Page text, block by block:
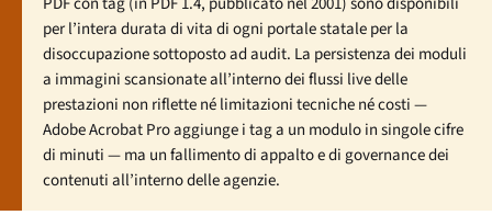
per l’intera durata di vita di ogni portale statale per la
disoccupazione sottoposto ad audit. La persistenza dei moduli
a immagini scansionate all’interno dei flussi live delle
prestazioni non riflette né limitazioni tecniche né costi —
Adobe Acrobat Pro aggiunge i tag a un modulo in singole cifre
di minuti — ma un fallimento di appalto e di governance dei
contenuti all’interno delle agenzie.